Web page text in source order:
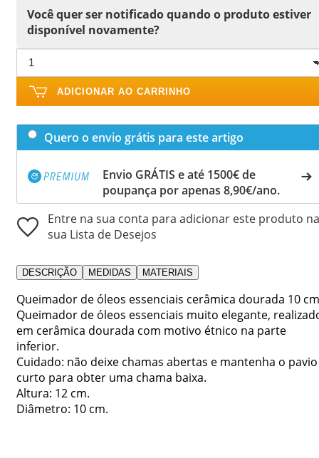
Você quer ser notificado quando o produto estiver
disponível novamente?
ADICIONAR AO CARRINHO
Quero o envio grátis para este artigo
Envio GRÁTIS e até 1500€ de
poupança por apenas 8,90€/ano.
Entre na sua conta para adicionar este produto na
sua Lista de Desejos
DESCRIÇÃO MEDIDAS MATERIAIS
Queimador de óleos essenciais cerâmica dourada 10
Queimador de óleos essenciais muito elegante,
em cerâmica dourada com motivo étnico na parte
inferior.
Cuidado: não deixe chamas abertas e mantenha o pavio
curto para obter uma chama baixa.
Altura: 12 cm.
Diâmetro: 10 cm.